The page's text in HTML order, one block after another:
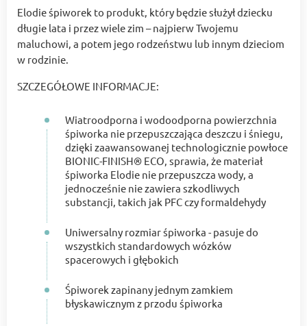
Elodie śpiworek to produkt, który będzie służył dziecku
długie lata i przez wiele zim – najpierw Twojemu
maluchowi, a potem jego rodzeństwu lub innym dzieciom
w rodzinie.
SZCZEGÓŁOWE INFORMACJE:
Wiatroodporna i wodoodporna powierzchnia
śpiworka nie przepuszczająca deszczu i śniegu,
dzięki zaawansowanej technologicznie powłoce
BIONIC-FINISH® ECO, sprawia, że materiał
śpiworka Elodie nie przepuszcza wody, a
jednocześnie nie zawiera szkodliwych
substancji, takich jak PFC czy formaldehydy
Uniwersalny rozmiar śpiworka - pasuje do
wszystkich standardowych wózków
spacerowych i głębokich
Śpiworek zapinany jednym zamkiem
błyskawicznym z przodu śpiworka